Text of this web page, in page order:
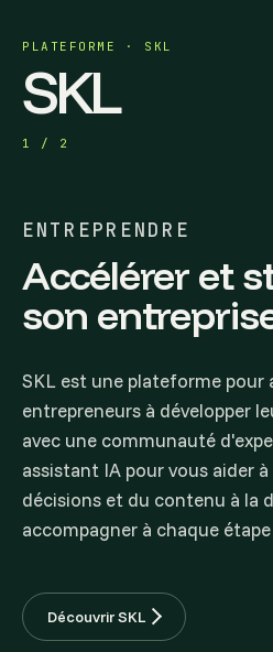
PLATEFORME · SKL
SKL
1 / 2
ENTREPRENDRE
Accélérer et
son
SKL est une plateforme pour aider tous les
entrepreneurs à développer
avec une communauté
assistant IA pour vous aider
décisions et du contenu à la
accompagner à chaque
Découvrir SKL